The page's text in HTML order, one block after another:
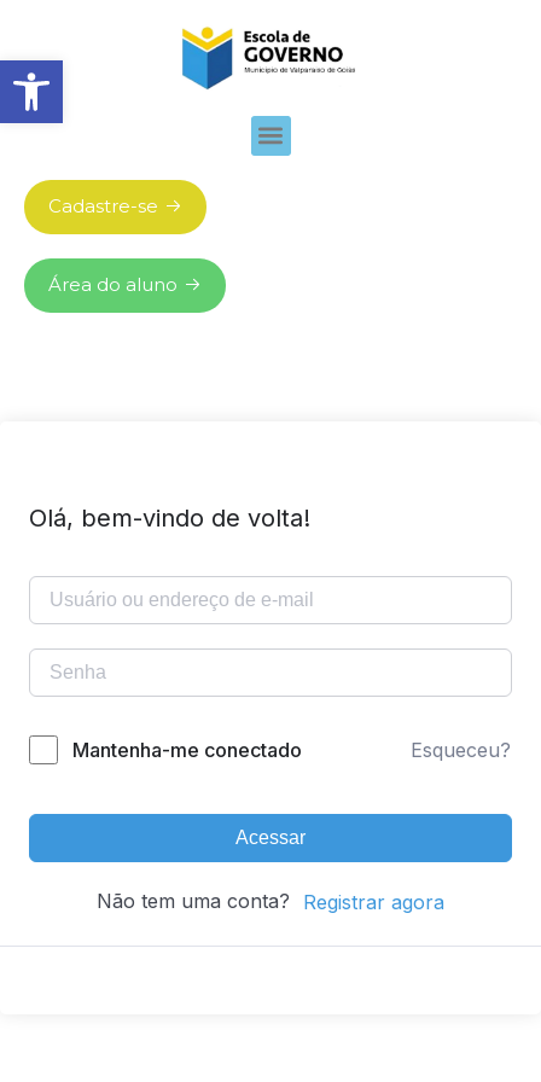
Abrir barra de ferramentas
Cadastre-se
Área do aluno
Olá, bem-vindo de volta!
Mantenha-me conectado Esqueceu?
Acessar
Não tem uma conta? Registrar agora